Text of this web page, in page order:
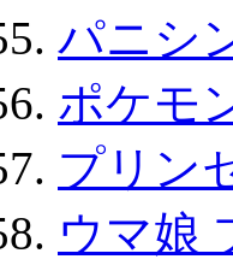
パニシ
ポケモ
プリン
ウマ娘